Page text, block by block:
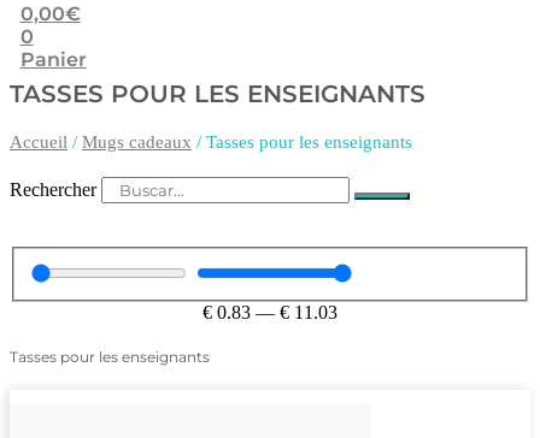
0,00€
0
Panier
TASSES POUR LES ENSEIGNANTS
Accueil / Mugs cadeaux / Tasses pour les enseignants
Rechercher
€ 0.83 — € 11.03
Tasses pour les enseignants